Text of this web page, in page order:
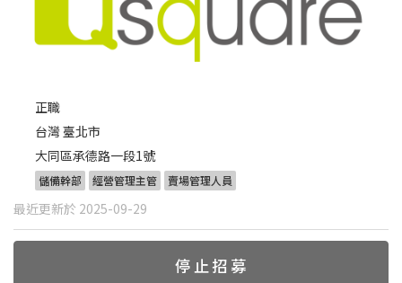
正職
台灣 臺北市
大同區承德路一段1號
儲備幹部 經營管理主管 賣場管理人員
最近更新於 2025-09-29
停止招募